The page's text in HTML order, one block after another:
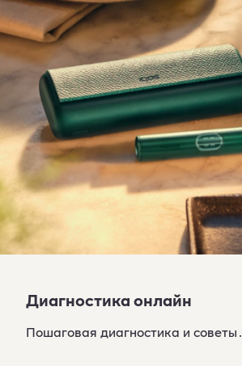
Диагностика онлайн
Пошаговая диагностика и советы․